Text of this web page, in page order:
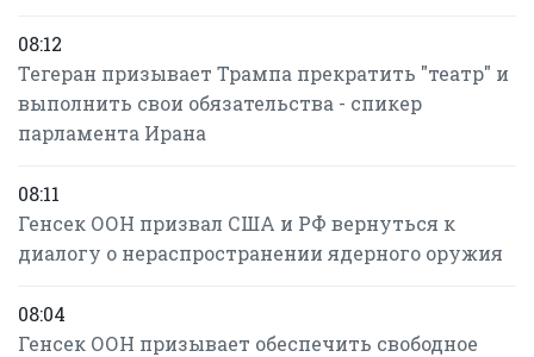
08:12
Тегеран призывает Трампа прекратить "театр" и
выполнить свои обязательства - спикер
парламента Ирана
08:11
Генсек ООН призвал США и РФ вернуться к
диалогу о нераспространении ядерного оружия
08:04
Генсек ООН призывает обеспечить свободное